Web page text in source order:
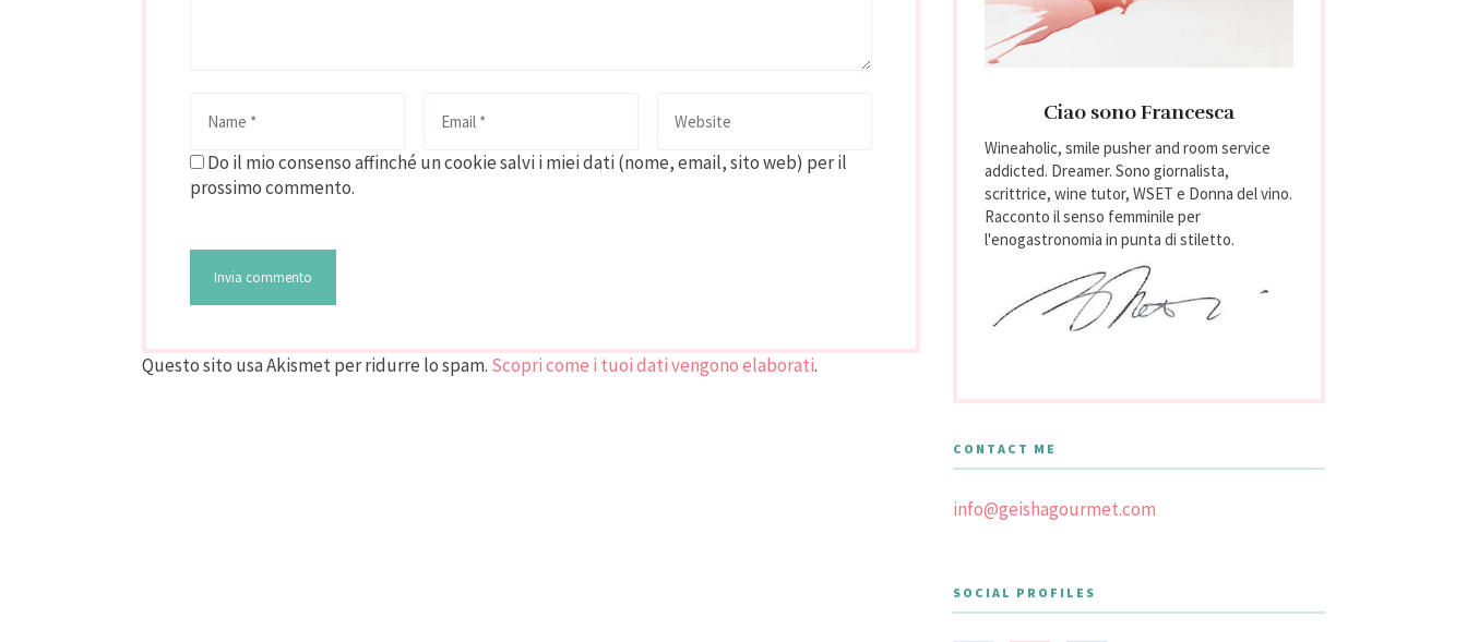
Do il mio consenso affinché un cookie salvi i miei dati (nome, email, sito web) per il
prossimo commento.
Questo sito usa Akismet per ridurre lo spam. Scopri come i tuoi dati vengono elaborati.
Ciao sono Francesca
Wineaholic, smile pusher and room service
addicted. Dreamer. Sono giornalista,
scrittrice, wine tutor, WSET e Donna del vino.
Racconto il senso femminile per
l'enogastronomia in punta di stiletto.
CONTACT ME
info@geishagourmet.com
SOCIAL PROFILES